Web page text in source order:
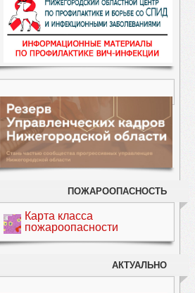
ПОЖАРООПАСНОСТЬ
Карта класса
пожароопасности
АКТУАЛЬНО